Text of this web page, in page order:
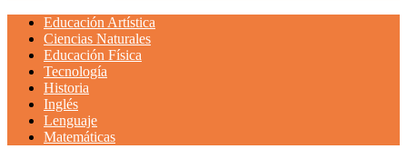
Educación Artística
Ciencias Naturales
Educación Física
Tecnología
Historia
Inglés
Lenguaje
Matemáticas